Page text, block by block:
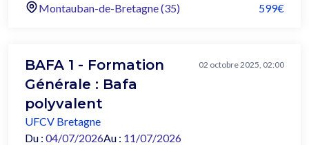
Montauban-de-Bretagne (35)
599€
BAFA 1 - Formation
Générale : Bafa
polyvalent
02 octobre 2025, 02:00
UFCV Bretagne
Du : 04/07/2026Au : 11/07/2026